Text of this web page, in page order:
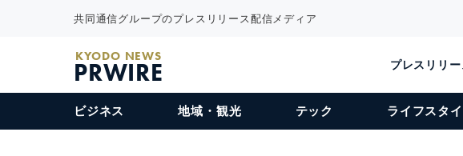
共同通信グループのプレスリリース配信メディア
KYODO NEWS
PRWIRE プレスリリ
ビジネス 地域・観光 テック ライフスタ